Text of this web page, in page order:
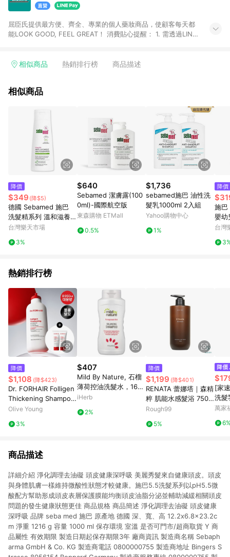
屈臣氏提供最方便、齊全、專業的個人藥妝商品，使顧客每天都
能LOOK GOOD, FEEL GREAT！ 消費貼心提醒： 1. 需透過LINE
下單，每筆交易前請確認有經過LINE購物跳轉頁才符合返點資
數將於廠商出貨後30天前後發送。5.屈臣氏保留365天訂單記
單資格確認。 6.欲透過APP導購跳轉前往活動頁之用戶，煩請更
新屈臣氏APP至版本26010.4.0。
相似商品 熱銷排行榜 商品描述
相似商品
降價
$349 (降$5)
德國 Sebamed 施巴
洗髮精系列 溫和滋養/
無香精洗髮精 200ml
現折$200｜換季推薦⚡
台灣樂天市場
3%
$640
Sebamed 潔膚露(100
0ml)-國際航空版
東森購物 ETMall
0.5%
$1,736
sebamed施巴 油性洗
髮乳1000ml 2入組
Yahoo購物中心
1%
降價
施巴
嬰幼
效
台灣
熱銷排行榜
降價
$1,108 (降$423)
Dr. FORHAIR Folligen
Thickening Shampoo
750ml Set (+100ml*2
Olive Young
3%
$407
Mild By Nature, 石榴
薄荷控油洗髮水，16
液量盎司（473 毫升）
iHerb
2%
降價
$1,199 (降$401)
RENATA 蕾娜塔｜森精
粹 肌能水感髮浴 750m
lRough99
5%
[家
洗髮
萬家
商品描述
詳細介紹 淨化調理去油礙 頭皮健康深呼吸 美麗秀髮來自健康頭皮。頭皮
與身體肌膚一樣維持微酸性狀態才較健康。施巴5.5洗髮系列以pH5.5微
酸配方幫助形成頭皮表層保護膜能均衡頭皮油脂分泌並輔助減緩相關頭皮
問題的發生健康狀態更佳 商品規格 商品簡述 淨化調理去油礙 頭皮健康
深呼吸 品牌 seba med 施巴 原產地 德國 深、寬、高 12.2x6.8x23.2c
m 淨重 1216 g 容量 1000 ml 保存環境 室溫 是否可門市/超商取貨 Y 商
品屬性 有效期限 製造日期起保存期限3年 廠商資訊 製造商名稱 Sebaph
arma GmbH & Co. KG 製造商電話 0800000755 製造商地址 Bingers S